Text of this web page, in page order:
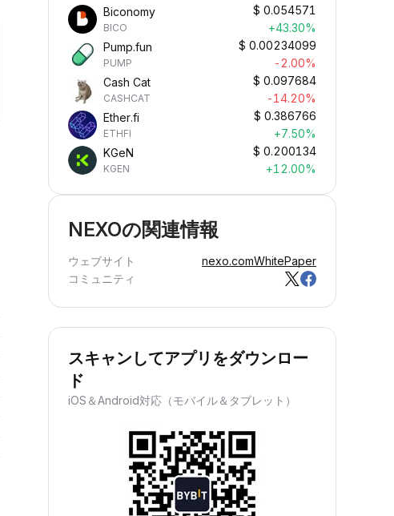
資産を預け入れて、パッシブインカム
を獲得しながら資産を増やせます。
Biconomy
BICO
$ 0.054571
+43.30%
Pump.fun
PUMP
$ 0.00234099
-2.00%
Cash Cat
CASHCAT
$ 0.097684
-14.20%
Ether.fi
ETHFI
$ 0.386766
+7.50%
KGeN
KGEN
$ 0.200134
+12.00%
NEXOの関連情報
ウェブサイト nexo.comWhitePaper
コミュニティ
スキャンしてアプリをダウンロー
ド
iOS＆Android対応（モバイル＆タブレット）